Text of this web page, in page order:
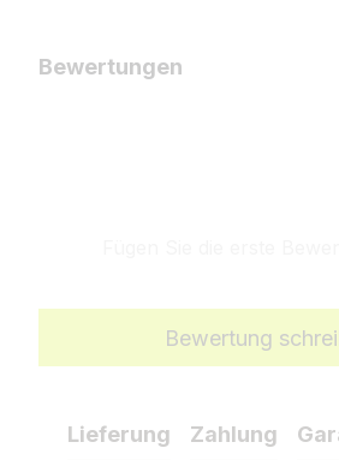
Bewertungen
Bewertung
Lieferung Zahlung